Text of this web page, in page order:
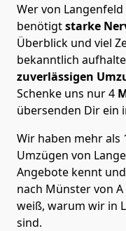
Wer von
benötigtstarke
Überblick und viel
bekanntlich
zuverlässigen
Schenke uns nur4
übersenden Dir ein
Wir haben mehr als
Umzügen von
Angebote kennt
nach Münster von
weiß, warum wir in
sind.